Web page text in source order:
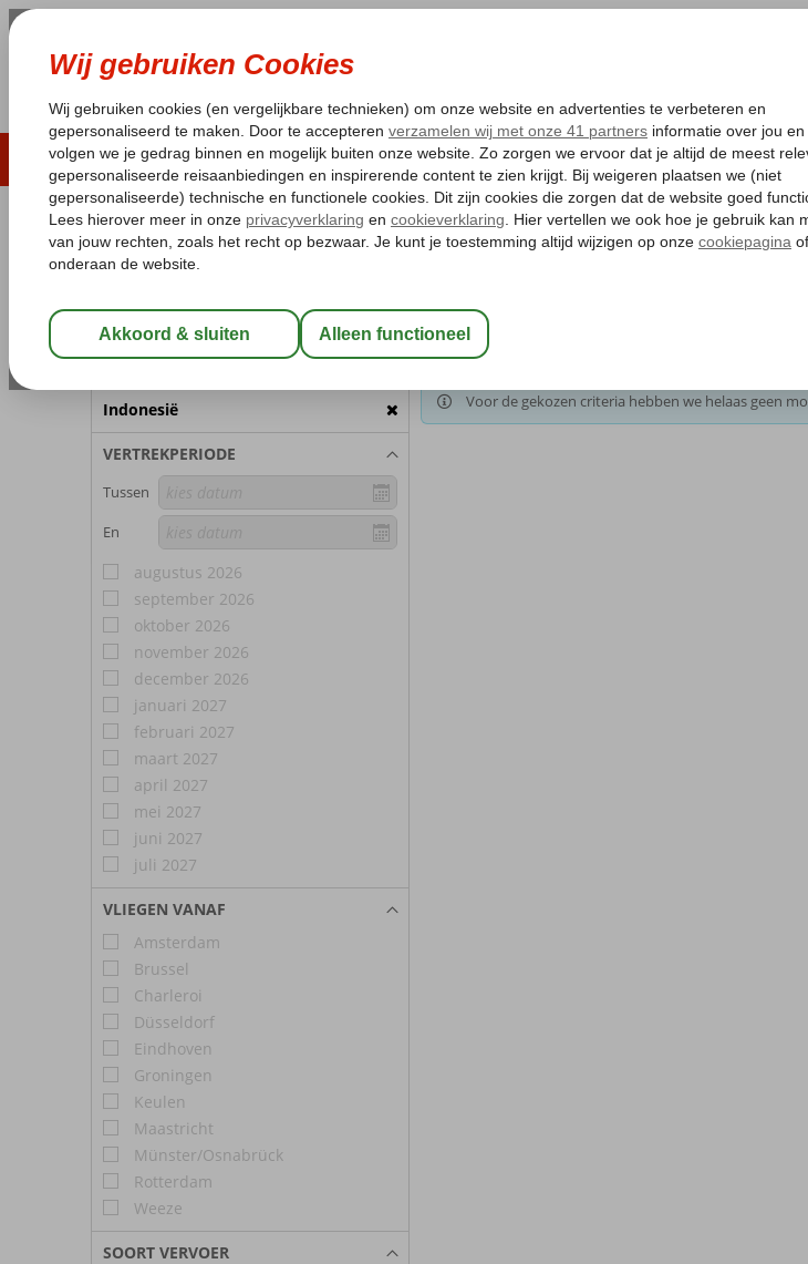
LAST MINUTE ZOMER 2026 ZONVAKANTIE VERRE REIZEN ALL
Pakketgarantie Laagsteprijsgarantie* Gratis annuleren*
REISGEZELSCHAP
Wijzig Reisgezelschap
Indonesië
VERTREKPERIODE
Tussen
En
augustus 2026
september 2026
oktober 2026
november 2026
december 2026
januari 2027
februari 2027
maart 2027
april 2027
mei 2027
juni 2027
juli 2027
VLIEGEN VANAF
Amsterdam
Brussel
Charleroi
Düsseldorf
Eindhoven
Groningen
Keulen
Maastricht
Münster/Osnabrück
Rotterdam
Weeze
SOORT VERVOER
Indonesië
Voor de gekozen criteria hebben we helaas geen